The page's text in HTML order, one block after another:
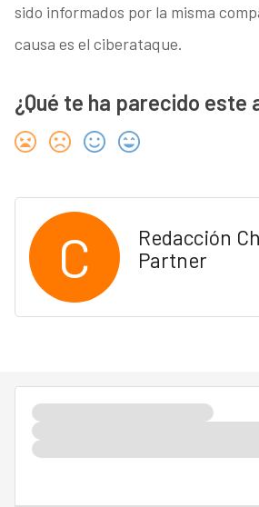
sido informados por la misma
causa es el ciberataque.
¿Qué te ha parecido este
C
Redacción
Partner